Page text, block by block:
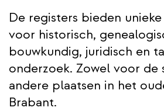
De registers bieden
voor historisch,
bouwkundig, juridisch en
onderzoek. Zowel voor de
andere plaatsen in het
Brabant.